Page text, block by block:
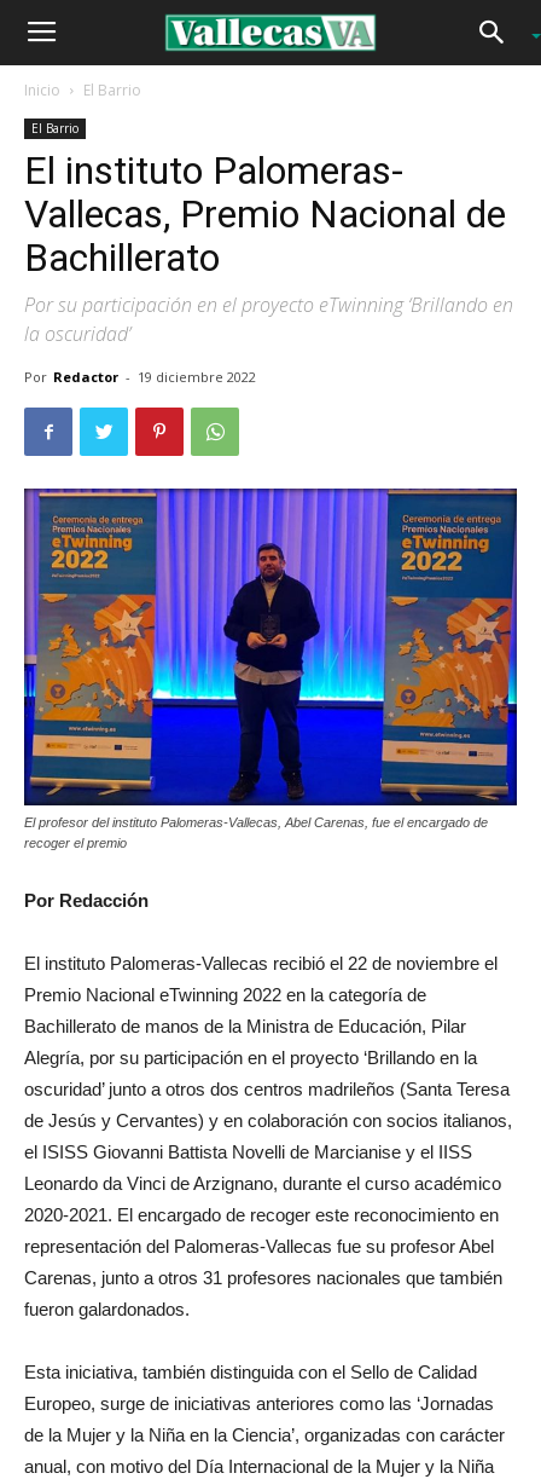
Inicio El Barrio
El Barrio
El instituto Palomeras-
Vallecas, Premio Nacional de
Bachillerato
Por su participación en el proyecto eTwinning ‘Brillando en
la oscuridad’
Por Redactor - 19 diciembre 2022
El profesor del instituto Palomeras-Vallecas, Abel Carenas, fue el encargado de
recoger el premio
Por Redacción
El instituto Palomeras-Vallecas recibió el 22 de noviembre el
Premio Nacional eTwinning 2022 en la categoría de
Bachillerato de manos de la Ministra de Educación, Pilar
Alegría, por su participación en el proyecto ‘Brillando en la
oscuridad’ junto a otros dos centros madrileños (Santa Teresa
de Jesús y Cervantes) y en colaboración con socios italianos,
el ISISS Giovanni Battista Novelli de Marcianise y el IISS
Leonardo da Vinci de Arzignano, durante el curso académico
2020-2021. El encargado de recoger este reconocimiento en
representación del Palomeras-Vallecas fue su profesor Abel
Carenas, junto a otros 31 profesores nacionales que también
fueron galardonados.
Esta iniciativa, también distinguida con el Sello de Calidad
Europeo, surge de iniciativas anteriores como las ‘Jornadas
de la Mujer y la Niña en la Ciencia’, organizadas con carácter
anual, con motivo del Día Internacional de la Mujer y la Niña